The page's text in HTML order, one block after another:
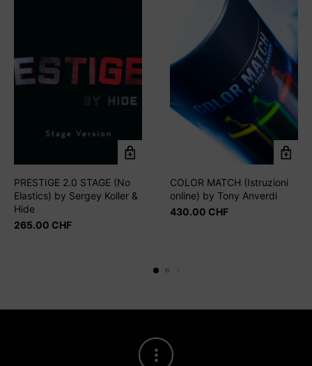
PRESTIGE 2.0 STAGE (No
Elastics) by Sergey Koller &
Hide
265.00 CHF
COLOR MATCH (Istruzioni
online) by Tony Anverdi
430.00 CHF